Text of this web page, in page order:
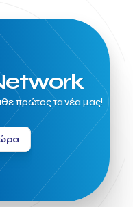
πρώτος τα νέα μας!